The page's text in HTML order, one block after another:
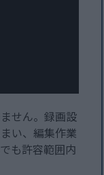
せん。録画設
い、編集作業
も許容範囲内